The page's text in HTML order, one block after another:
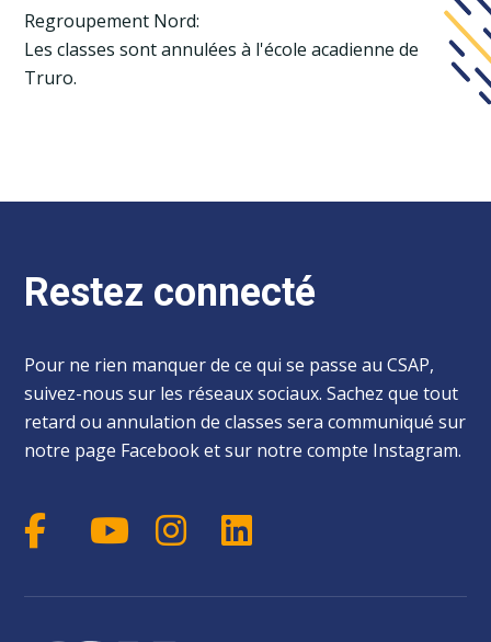
Regroupement Nord:
Les classes sont annulées à l'école acadienne de
Truro.
Restez connecté
Pour ne rien manquer de ce qui se passe au CSAP,
suivez-nous sur les réseaux sociaux. Sachez que tout
retard ou annulation de classes sera communiqué sur
notre page Facebook et sur notre compte Instagram.